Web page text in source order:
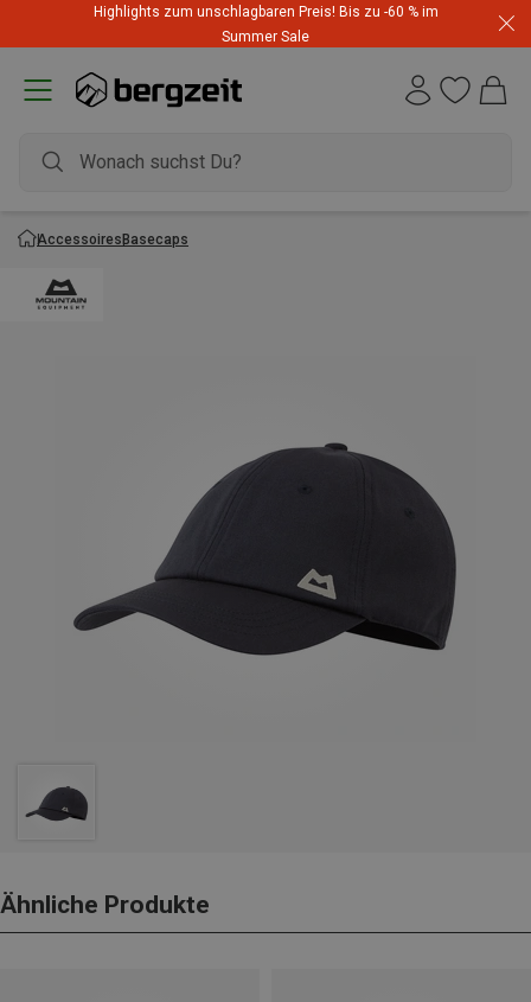
Highlights zum unschlagbaren Preis! Bis zu -60 % im
Summer Sale
AccessoiresBasecaps
Ähnliche Produkte